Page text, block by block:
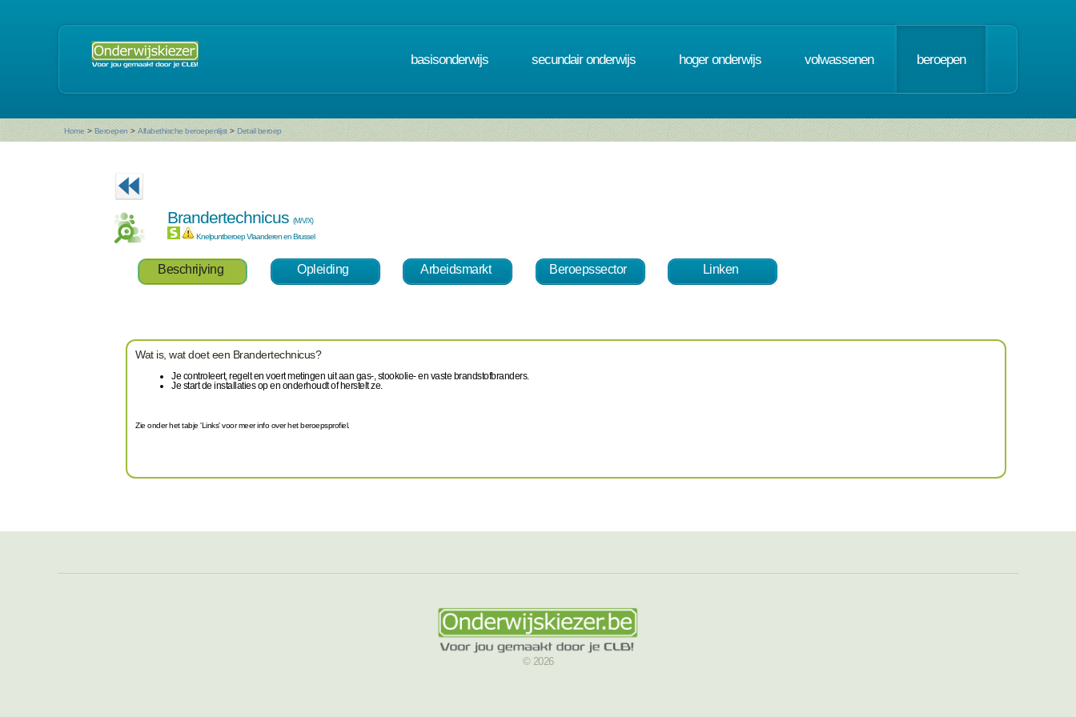
basisonderwijs secundair onderwijs hoger onderwijs volwassenen beroepen
Home > Beroepen > Alfabethische beroepenlijst > Detail beroep
Brandertechnicus (M/V/X)
Knelpuntberoep Vlaanderen en Brussel
Beschrijving Opleiding Arbeidsmarkt Beroepssector Linken
Wat is, wat doet een Brandertechnicus?
Je controleert, regelt en voert metingen uit aan gas-, stookolie- en vaste brandstofbranders.
Je start de installaties op en onderhoudt of herstelt ze.
Zie onder het tabje 'Links' voor meer info over het beroepsprofiel.
© 2026